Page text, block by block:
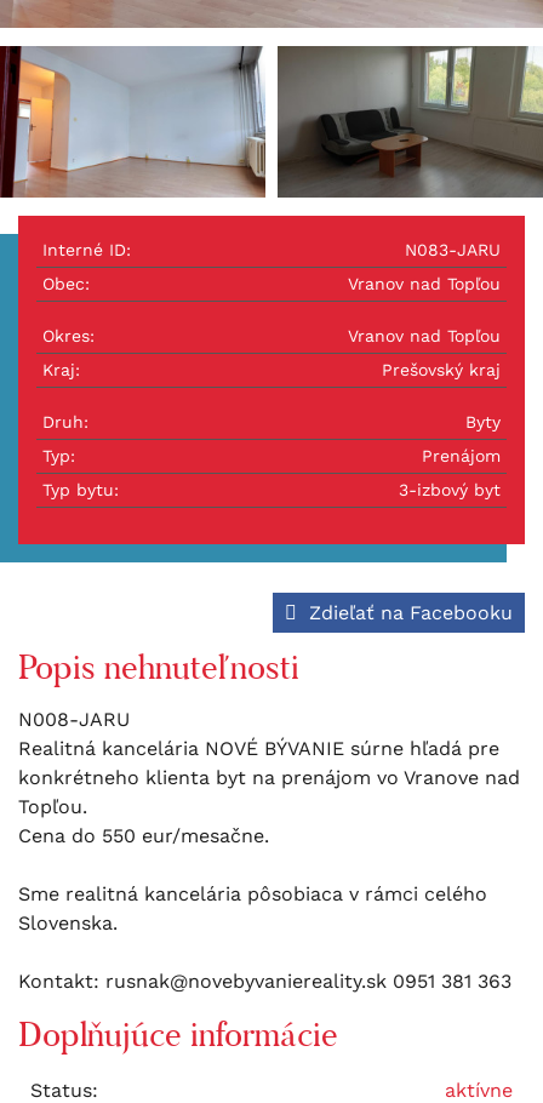
Interné ID:
N083-JARU
Obec:
Vranov nad Topľou
Okres:
Vranov nad Topľou
Kraj:
Prešovský kraj
Druh:
Byty
Typ:
Prenájom
Typ bytu:
3-izbový byt
Popis nehnuteľnosti
Zdieľať na Facebooku
N008-JARU
Realitná kancelária NOVÉ BÝVANIE súrne hľadá pre
konkrétneho klienta byt na prenájom vo Vranove nad
Topľou.
Cena do 550 eur/mesačne.
Sme realitná kancelária pôsobiaca v rámci celého
Slovenska.
Kontakt: rusnak@novebyvaniereality.sk 0951 381 363
Doplňujúce informácie
Status:
aktívne